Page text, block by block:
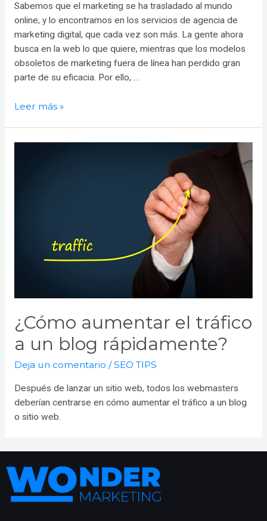
Sabemos que el marketing se ha trasladado al mundo
online, y lo encontramos en los servicios de agencia de
marketing digital, que cada vez son más. La gente ahora
busca en la web lo que quiere, mientras que los modelos
obsoletos de marketing fuera de línea han perdido gran
parte de su eficacia. Por ello, …
¿Cuáles
Leer más »
¿Cómo aumentar el tráfico
a un blog rápidamente?
Deja un comentario /SEO TIPS
Después de lanzar un sitio web, todos los webmasters
deberían centrarse en cómo aumentar el tráfico a un blog
o sitio web.